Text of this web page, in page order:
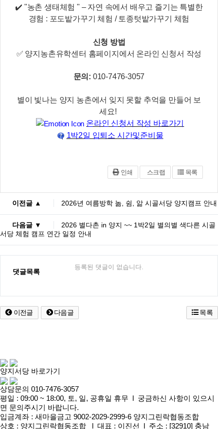
✔️ "농촌 생태체험 " – 자연 속에서 배우고 즐기는 특별한
경험 : 포도밭가꾸기 체험 / 토종텃밭가꾸기 체험
신청 방법
✅ 양지농촌유학센터 홈페이지에서 온라인 신청서 작성
문의: 010-7476-3057
별이 빛나는 양지 농촌에서 잊지 못할 추억을 만들어 보
세요!
온라인 신청서 작성 바로가기
1박2일 입퇴소 시간및준비물
인쇄 스크랩 목록
이전글 ▲ 2026년 여름방학 놂, 쉼, 앎 시골서당 양지캠프 안내
다음글 ▼
2026 별다촌 in 양지 ~~ 1박2일 별의별 색다른 시골
서당 체험 캠프 연간 일정 안내
댓글목록
등록된 댓글이 없습니다.
이전글 다음글 목록
양지서당 바로가기
상담문의 010-7476-3057
평일 : 09:00 ~ 18:00, 토, 일, 공휴일 휴무 l 궁금하신 사항이 있으시
면 문의주시기 바랍니다.
입금계좌 : 새마을금고 9002-2029-2999-6 양지그린락협동조합
상호 : 양지그린락협동조합 l 대표 : 이진선 l 주소 : [32910] 충남